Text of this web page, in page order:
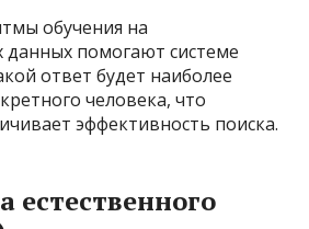
обучения на
данных помогают системе
ответ будет наиболее
человека, что
эффективность поиска.
естественного